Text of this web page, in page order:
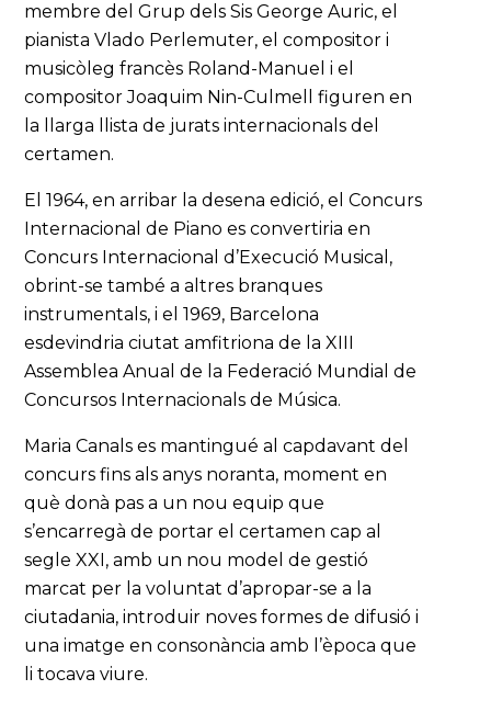
membre del Grup dels Sis George Auric, el
pianista Vlado Perlemuter, el compositor i
musicòleg francès Roland-Manuel i el
compositor Joaquim Nin-Culmell figuren en
la llarga llista de jurats internacionals del
certamen.
El 1964, en arribar la desena edició, el Concurs
Internacional de Piano es convertiria en
Concurs Internacional d’Execució Musical,
obrint-se també a altres branques
instrumentals, i el 1969, Barcelona
esdevindria ciutat amfitriona de la XIII
Assemblea Anual de la Federació Mundial de
Concursos Internacionals de Música.
Maria Canals es mantingué al capdavant del
concurs fins als anys noranta, moment en
què donà pas a un nou equip que
s’encarregà de portar el certamen cap al
segle XXI, amb un nou model de gestió
marcat per la voluntat d’apropar-se a la
ciutadania, introduir noves formes de difusió i
una imatge en consonància amb l’època que
li tocava viure.